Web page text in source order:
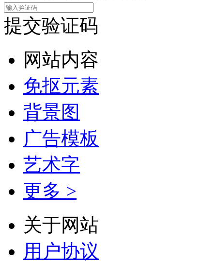
提交验证码
网站内容
免抠元素
背景图
广告模板
艺术字
更多 >
关于网站
用户协议